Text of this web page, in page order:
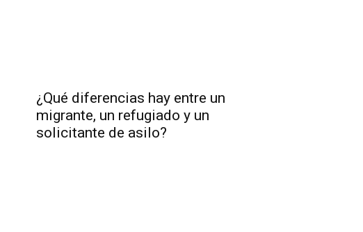
¿Qué diferencias hay entre un
migrante, un refugiado y un
solicitante de asilo?